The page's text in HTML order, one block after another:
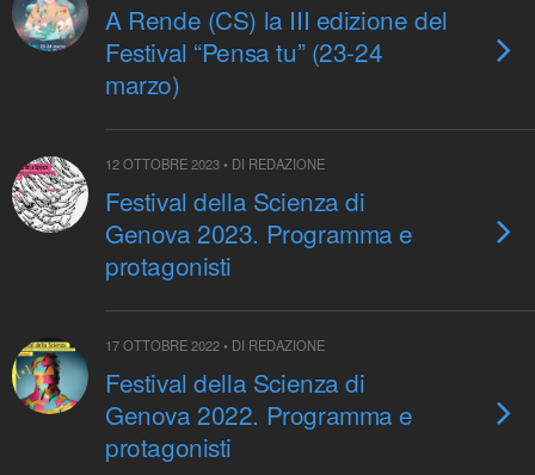
A Rende (CS) la III edizione del
Festival “Pensa tu” (23-24
marzo)
12 OTTOBRE 2023 • DI REDAZIONE
Festival della Scienza di
Genova 2023. Programma e
protagonisti
17 OTTOBRE 2022 • DI REDAZIONE
Festival della Scienza di
Genova 2022. Programma e
protagonisti